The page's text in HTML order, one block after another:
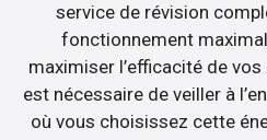
service de révision
fonctionnement
maximiser l’efficacité de
est nécessaire de veiller à
où vous choisissez cette